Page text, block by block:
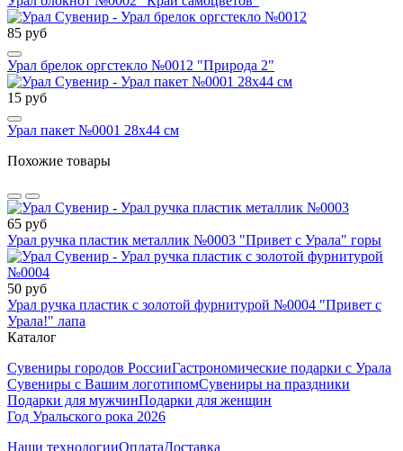
85 руб
Урал брелок оргстекло №0012 "Природа 2"
15 руб
Урал пакет №0001 28х44 см
Похожие товары
65 руб
Урал ручка пластик металлик №0003 "Привет с Урала" горы
50 руб
Урал ручка пластик с золотой фурнитурой №0004 "Привет с
Урала!" лапа
Каталог
Сувениры городов РоссииГастрономические подарки с Урала
Сувениры с Вашим логотипомСувениры на праздники
Подарки для мужчинПодарки для женщин
Год Уральского рока 2026
Наши технологииОплатаДоставка